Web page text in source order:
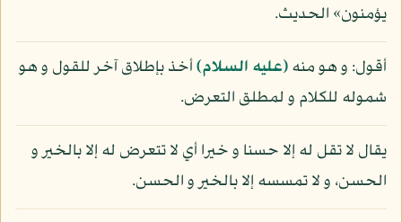
يؤمنون» الحديث.
أقول: و هو منه(عليه السلام)أخذ بإطلاق آخر للقول و هو
شموله للكلام و لمطلق التعرض.
يقال لا تقل له إلا حسنا و خيرا أي لا تتعرض له إلا بالخير و
الحسن، و لا تمسسه إلا بالخير و الحسن.